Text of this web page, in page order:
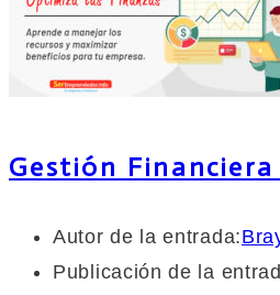
Gestión
Autor de la entrada:
Publicación de la